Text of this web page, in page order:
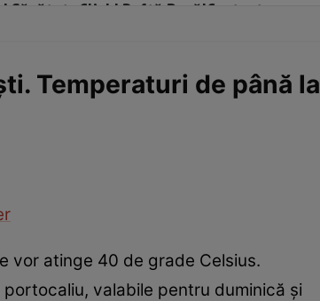
Sănătate Click! Poftă Bună!Contact
Temperaturi de până la
vor atinge 40 de grade Celsius.
valabile pentru duminică și